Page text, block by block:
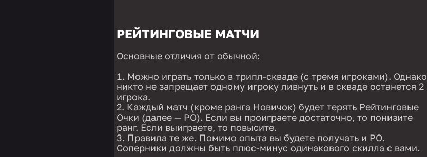
РЕЙТИНГОВЫЕ МАТЧИ
Основные отличия от обычной:
Можно играть только в трипл-скваде (с тремя игроками). Однако
никто не запрещает одному игроку ливнуть и в скваде останется 2
игрока.
Каждый матч (кроме ранга Новичок) будет терять Рейтинговые
Очки (далее — РО). Если вы проиграете достаточно, то понизите
ранг. Если выиграете, то повысите.
Правила те же. Помимо опыта вы будете получать и РО.
Соперники должны быть плюс-минус одинакового скилла с вами.